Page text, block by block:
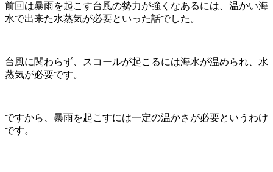
前回は暴雨を起こす台風の勢力が強くなあるには、温かい海
水で出来た水蒸気が必要といった話でした。
台風に関わらず、スコールが起こるには海水が温められ、水
蒸気が必要です。
ですから、暴雨を起こすには一定の温かさが必要というわけ
です。